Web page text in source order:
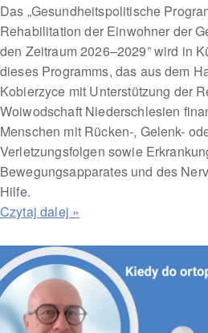
Das „Gesundheitspolitische
Rehabilitation der Einwohner der
den Zeitraum 2026–2029” wird in
dieses Programms, das aus dem
Kobierzyce mit Unterstützung der
Woiwodschaft Niederschlesien
Menschen mit Rücken-, Gelenk-
Verletzungsfolgen sowie
Bewegungsapparates und des
Hilfe.